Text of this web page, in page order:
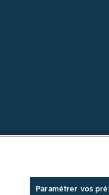
Paramétrer vos